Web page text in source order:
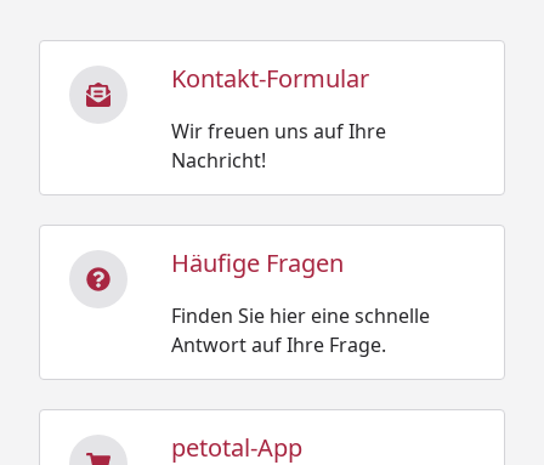
Kontakt-Formular
Wir freuen uns auf Ihre
Nachricht!
Häufige Fragen
Finden Sie hier eine schnelle
Antwort auf Ihre Frage.
petotal-App